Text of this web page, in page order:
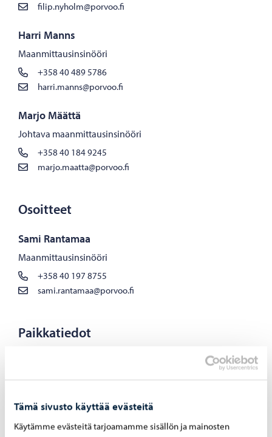
Tämä sivusto käyttää evästeitä
Käytämme evästeitä tarjoamamme sisällön ja mainosten
filip.nyholm@porvoo.fi
Harri Manns
Maanmittausinsinööri
+358 40 489 5786
harri.manns@porvoo.fi
Marjo Määttä
Johtava maanmittausinsinööri
+358 40 184 9245
marjo.maatta@porvoo.fi
Osoitteet
Sami Rantamaa
Maanmittausinsinööri
+358 40 197 8755
sami.rantamaa@porvoo.fi
Paikkatiedot
Paikkatiedon erityisasiantuntija
aki.tamminen@porvoo.fi